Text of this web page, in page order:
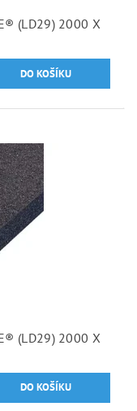
(LD29) 2000 X
(LD29) 2000 X